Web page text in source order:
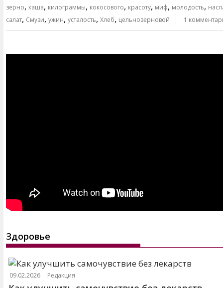
зерно, каша, килограммы, кокосового, красоту, миф, молодость,
салат, Смузи, ужин, усталость, Хлеб, цельнозерновой 1
Здоровье
09.02.2026 Редакция